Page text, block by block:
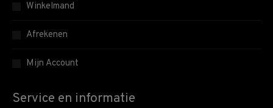
Winkelmand
Afrekenen
Mijn Account
Service en informatie